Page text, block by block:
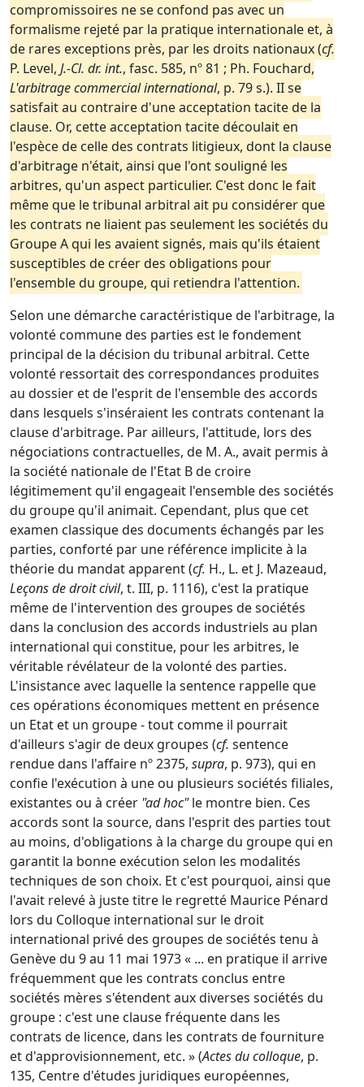
compromissoires ne se confond pas avec un
formalisme rejeté par la pratique internationale et, à
de rares exceptions près, par les droits nationaux (cf.
P. Level, J.-Cl. dr. int., fasc. 585, nº 81 ; Ph. Fouchard,
L'arbitrage commercial international, p. 79 s.). II se
satisfait au contraire d'une acceptation tacite de la
clause. Or, cette acceptation tacite découlait en
l'espèce de celle des contrats litigieux, dont la clause
d'arbitrage n'était, ainsi que l'ont souligné les
arbitres, qu'un aspect particulier. C'est donc le fait
même que le tribunal arbitral ait pu considérer que
les contrats ne liaient pas seulement les sociétés du
Groupe A qui les avaient signés, mais qu'ils étaient
susceptibles de créer des obligations pour
l'ensemble du groupe, qui retiendra l'attention.
Selon une démarche caractéristique de l'arbitrage, la
volonté commune des parties est le fondement
principal de la décision du tribunal arbitral. Cette
volonté ressortait des correspondances produites
au dossier et de l'esprit de l'ensemble des accords
dans lesquels s'inséraient les contrats contenant la
clause d'arbitrage. Par ailleurs, l'attitude, lors des
négociations contractuelles, de M. A., avait permis à
la société nationale de l'Etat B de croire
légitimement qu'il engageait l'ensemble des sociétés
du groupe qu'il animait. Cependant, plus que cet
examen classique des documents échangés par les
parties, conforté par une référence implicite à la
théorie du mandat apparent (cf. H., L. et J. Mazeaud,
Leçons de droit civil, t. III, p. 1116), c'est la pratique
même de l'intervention des groupes de sociétés
dans la conclusion des accords industriels au plan
international qui constitue, pour les arbitres, le
véritable révélateur de la volonté des parties.
L'insistance avec laquelle la sentence rappelle que
ces opérations économiques mettent en présence
un Etat et un groupe - tout comme il pourrait
d'ailleurs s'agir de deux groupes (cf. sentence
rendue dans l'affaire nº 2375, supra, p. 973), qui en
confie l'exécution à une ou plusieurs sociétés filiales,
existantes ou à créer "ad hoc"le montre bien. Ces
accords sont la source, dans l'esprit des parties tout
au moins, d'obligations à la charge du groupe qui en
garantit la bonne exécution selon les modalités
techniques de son choix. Et c'est pourquoi, ainsi que
l'avait relevé à juste titre le regretté Maurice Pénard
lors du Colloque international sur le droit
international privé des groupes de sociétés tenu à
Genève du 9 au 11 mai 1973 « ... en pratique il arrive
fréquemment que les contrats conclus entre
sociétés mères s'étendent aux diverses sociétés du
groupe : c'est une clause fréquente dans les
contrats de licence, dans les contrats de fourniture
et d'approvisionnement, etc. » (Actes du colloque, p.
135, Centre d'études juridiques européennes,